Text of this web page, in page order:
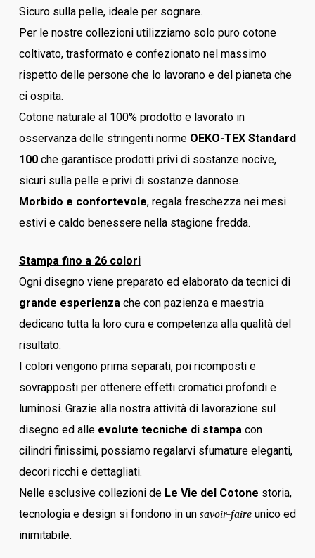
Sicuro sulla pelle, ideale per sognare.
Per le nostre collezioni utilizziamo solo puro cotone
coltivato, trasformato e confezionato nel massimo
rispetto delle persone che lo lavorano e del pianeta che
ci ospita.
Cotone naturale al 100% prodotto e lavorato in
osservanza delle stringenti norme OEKO-TEX Standard
100che garantisce prodotti privi di sostanze nocive,
sicuri sulla pelle e privi di sostanze dannose.
Morbido e confortevole, regala freschezza nei mesi
estivi e caldo benessere nella stagione fredda.
Stampa fino a 26 colori
Ogni disegno viene preparato ed elaborato da tecnici di
grande esperienzache con pazienza e maestria
dedicano tutta la loro cura e competenza alla qualità del
risultato.
I colori vengono prima separati, poi ricomposti e
sovrapposti per ottenere effetti cromatici profondi e
luminosi. Grazie alla nostra attività di lavorazione sul
disegno ed alle evolute tecniche di stampacon
cilindri finissimi, possiamo regalarvi sfumature eleganti,
decori ricchi e dettagliati.
Nelle esclusive collezioni de Le Vie del Cotone storia,
tecnologia e design si fondono in un savoir-faireunico ed
inimitabile.